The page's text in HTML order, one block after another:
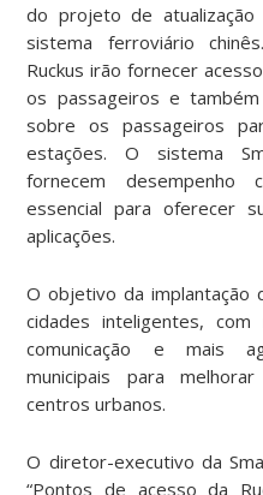
do projeto de
sistema ferroviário
Ruckus irão fornecer
os passageiros e
sobre os passageiros
estações. O sistema
fornecem desempenho
essencial para oferecer
aplicações.
O objetivo da implantação
cidades inteligentes,
comunicação e mais
municipais para
centros urbanos.
O diretor-executivo da
“Pontos de acesso da